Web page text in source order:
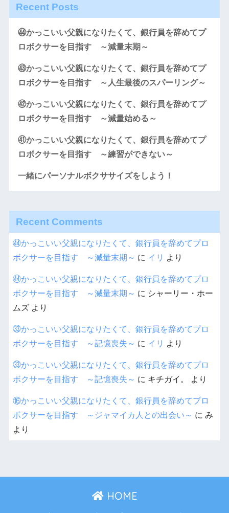
Recent Posts
㊹かっこいい父親になりたくて、銀行員を辞めてプ
ロボクサーを目指す ～減量末期～
㊸かっこいい父親になりたくて、銀行員を辞めてプ
ロボクサーを目指す ～人生最後のスパーリング～
㊷かっこいい父親になりたくて、銀行員を辞めてプ
ロボクサーを目指す ～減量始める～
㊶かっこいい父親になりたくて、銀行員を辞めてプ
ロボクサーを目指す ～練習ができない～
一緒にパーソナルボクササイズをしよう！
Recent Comments
㊹かっこいい父親になりたくて、銀行員を辞めてプロ
ボクサーを目指す ～減量末期～ に イリ より
㊹かっこいい父親になりたくて、銀行員を辞めてプロ
ボクサーを目指す ～減量末期～ に シャーリー・ホー
ムズより
㉝かっこいい父親になりたくて、銀行員を辞めてプロ
ボクサーを目指す ～記憶喪失～ に イリ より
㉝かっこいい父親になりたくて、銀行員を辞めてプロ
ボクサーを目指す ～記憶喪失～ に キチガイ。 より
⑯かっこいい父親になりたくて、銀行員を辞めてプロ
ボクサーを目指す ～ジャマイカ人との出会い～ に み
より
HOME